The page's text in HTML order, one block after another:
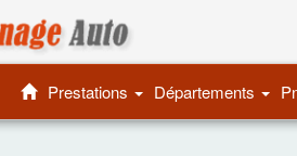
Prestations Départements